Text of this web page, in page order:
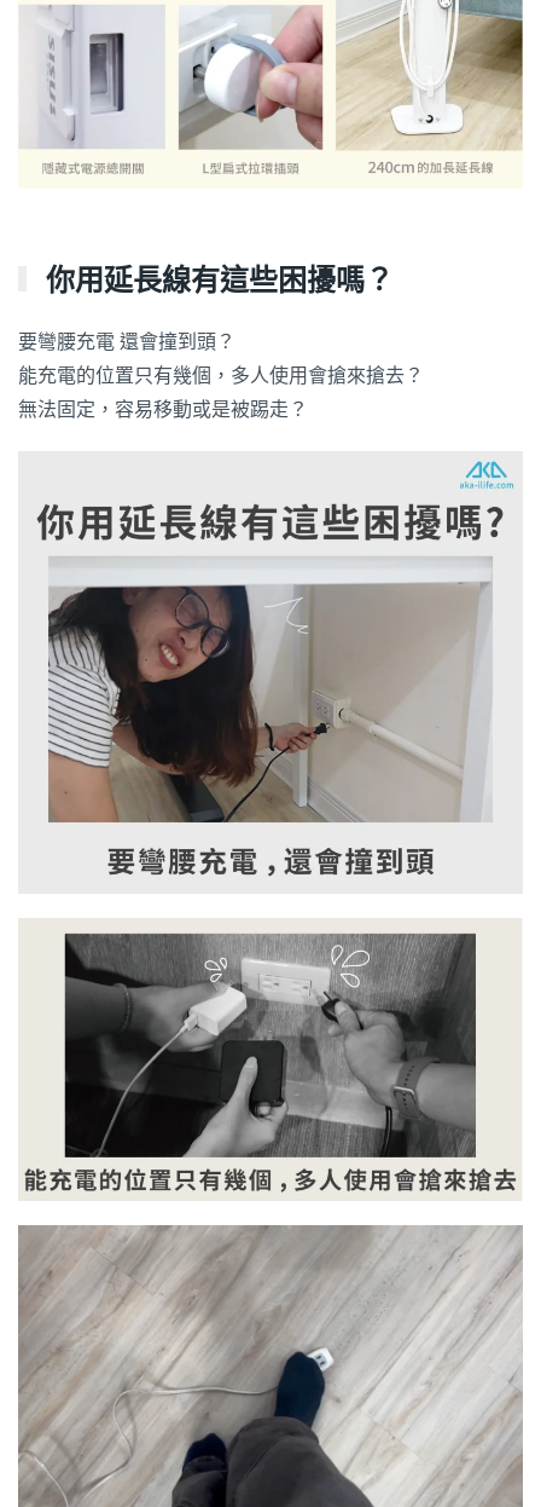
你用延長線有這些困擾嗎？
要彎腰充電 還會撞到頭？
能充電的位置只有幾個，多人使用會搶來搶去？
無法固定，容易移動或是被踢走？